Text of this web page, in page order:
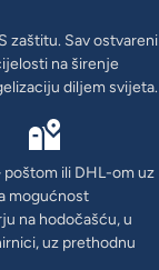
zaštitu. Sav ostvareni
na širenje
diljem svijeta.
ili DHL-om uz
mogućnost
na hodočašću, u
uz prethodnu